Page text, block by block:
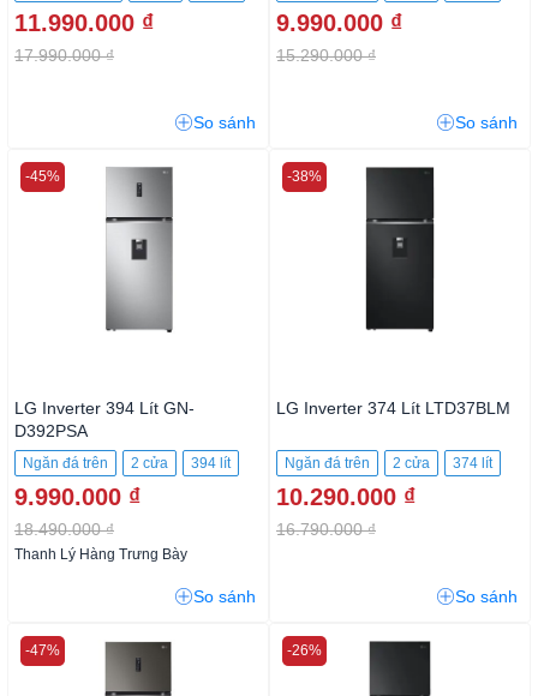
11.990.000 ₫
17.990.000 ₫
So sánh
9.990.000 ₫
15.290.000 ₫
So sánh
LG Inverter 394 Lít GN-
D392PSA
Ngăn đá trên 2 cửa 394 lít
9.990.000 ₫
18.490.000 ₫
-45%
Thanh Lý Hàng Trưng Bày
So sánh
LG Inverter 374 Lít LTD37BLM
Ngăn đá trên 2 cửa 374 lít
10.290.000 ₫
16.790.000 ₫
-38%
So sánh
-47% -26%